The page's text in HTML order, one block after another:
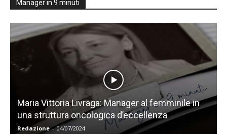
Manager in 9 minuti
Maria Vittoria Livraga: Manager al femminile in
una struttura oncologica d’eccellenza
Redazione - 04/07/2024